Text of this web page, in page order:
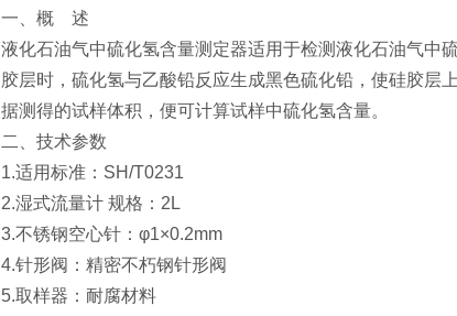
一、概 述
液化石油气中硫化氢含量测定器适用于检测液化石油气中
胶层时，硫化氢与乙酸铅反应生成黑色硫化铅，使硅胶层
据测得的试样体积，便可计算试样中硫化氢含量。
二、技术参数
1.适用标准：SH/T0231
2.湿式流量计 规格：2L
3.不锈钢空心针：φ1×0.2mm
4.针形阀：精密不朽钢针形阀
5.取样器：耐腐材料